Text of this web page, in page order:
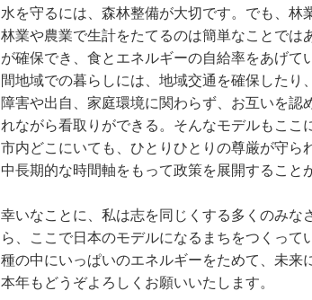
水を守るには、森林整備が大切です。でも、林
林業や農業で生計をたてるのは簡単なことで
が確保でき、食とエネルギーの自給率をあげ
間地域での暮らしには、地域交通を確保したり
障害や出自、家庭環境に関わらず、お互いを
れながら看取りができる。そんなモデルもここ
市内どこにいても、ひとりひとりの尊厳が守ら
中長期的な時間軸をもって政策を展開すること
幸いなことに、私は志を同じくする多くのみ
ら、ここで日本のモデルになるまちをつくって
種の中にいっぱいのエネルギーをためて、未来
本年もどうぞよろしくお願いいたします。